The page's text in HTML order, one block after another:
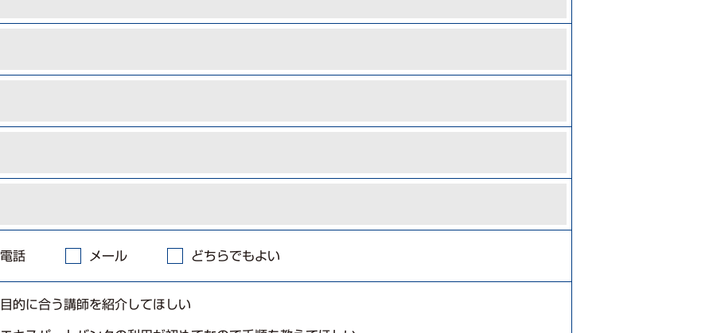
電話 メール どちらでもよい
目的に合う講師を紹介してほしい